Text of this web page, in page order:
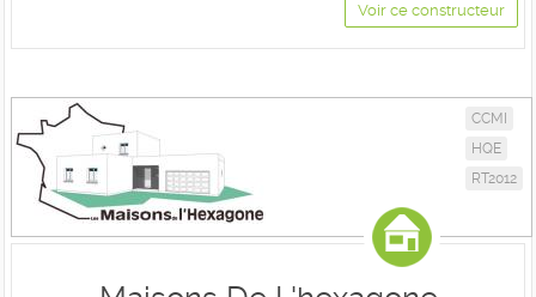
Voir ce constructeur
CCMI
HQE
RT2012